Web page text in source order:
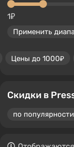
1₽
Применить
Цены до 1000₽
Скидки в